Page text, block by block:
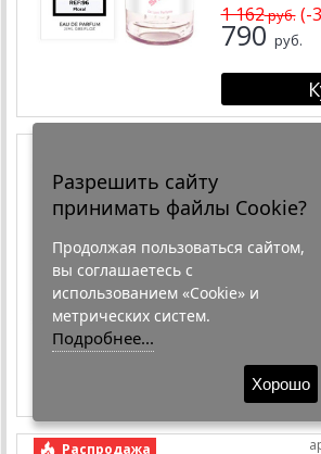
1 162руб.(-
790 руб.
Тестер
Narciso
Тестер
(-
Распродажа
Разрешить сайту
принимать файлы Cookie?
Продолжая пользоваться сайтом,
вы соглашаетесь с
использованием «Cookie» и
метрических систем.
Подробнее...
Хорошо